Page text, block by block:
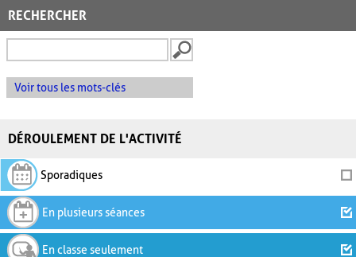
RECHERCHER
Voir tous les mots-clés
DÉROULEMENT DE L'ACTIVITÉ
Sporadiques
En plusieurs séances
En classe seulement